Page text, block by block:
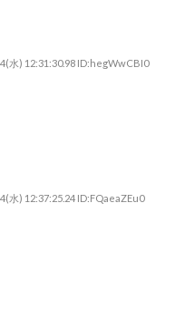
水) 12:31:30.98 ID:hegWwCBI0
水) 12:37:25.24 ID:FQaeaZEu0